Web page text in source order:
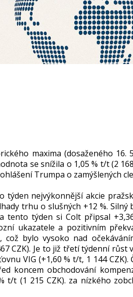
maxima (dosaženého 16.
se snížila o 1,05 % t/t (2
Trumpa o zamýšlených
týden nejvýkonnější akcie
trhu o slušných +12 %.
tento týden si Colt připsal
ukazatele a pozitivním
což bylo vysoko nad
CZK). Je to již třetí týdenní růst
VIG (+1,60 % t/t, 1 144
koncem obchodování
t/t (1 215 CZK). za nízkého